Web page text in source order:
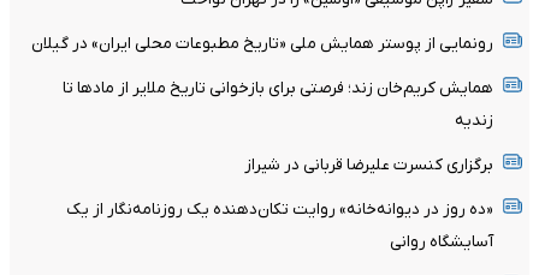
رونمایی از پوستر همایش ملی «تاریخ مطبوعات محلی ایران» در گیلان
همایش کریم‌خان زند؛ فرصتی برای بازخوانی تاریخ ملایر از مادها تا
زندیه
برگزاری کنسرت علیرضا قربانی در شیراز
«ده روز در دیوانه‌خانه» روایت تکان‌دهنده یک روزنامه‌نگار از یک
آسایشگاه روانی